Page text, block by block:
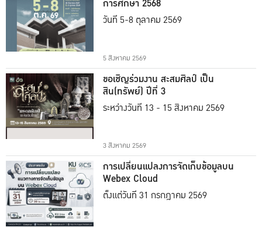
การศึกษา 2568
วันที่ 5-8 ตุลาคม 2569
5 สิงหาคม 2569
ขอเชิญร่วมงาน สะสมศิลป์ เป็น
สิน(ทรัพย์) ปีที่ 3
ระหว่างวันที่ 13 - 15 สิงหาคม 2569
3 สิงหาคม 2569
การเปลี่ยนแปลงการจัดเก็บข้อมูลบน
Webex Cloud
ตั้งแต่วันที่ 31 กรกฎาคม 2569